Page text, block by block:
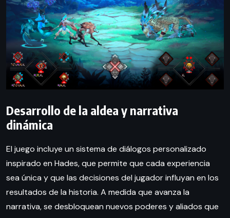
Desarrollo de la aldea y narrativa
dinámica
El juego incluye un sistema de diálogos personalizado
inspirado en Hades, que permite que cada experiencia
sea única y que las decisiones del jugador influyan en los
resultados de la historia. A medida que avanza la
narrativa, se desbloquean nuevos poderes y aliados que